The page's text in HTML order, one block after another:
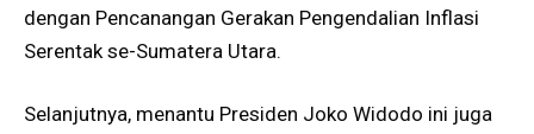
dengan Pencanangan Gerakan Pengendalian Inflasi
Serentak se-Sumatera Utara.
Selanjutnya, menantu Presiden Joko Widodo ini juga